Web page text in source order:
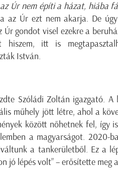
Úr nem építi a házat, hiába
az Úr ezt nem akarja. De
Úr gondot visel ezekre a
hiszem, itt is
István.
Szóládi Zoltán igazgató.
műhely jött létre, ahol a
között nőhetnek fel, így
a magyarságot. 2020-
a tankerületből. Ez a
jó lépés volt” – erősítette meg